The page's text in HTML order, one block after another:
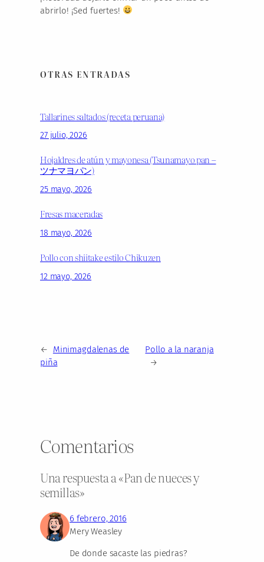
abrirlo! ¡Sed fuertes!
OTRAS ENTRADAS
Tallarines saltados (receta peruana)
27 julio, 2026
Hojaldres de atún y mayonesa (Tsunamayo pan –
ツナマヨパン)
25 mayo, 2026
Fresas maceradas
18 mayo, 2026
Pollo con shiitake estilo Chikuzen
12 mayo, 2026
←
Minimagdalenas de
piña
Pollo a la naranja
→
Comentarios
Una respuesta a «Pan de nueces y
semillas»
6 febrero, 2016
Mery Weasley
De donde sacaste las piedras?